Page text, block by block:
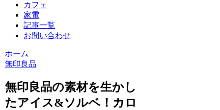
カフェ
家電
記事一覧
お問い合わせ
ホーム
無印良品
無印良品の素材を生かし
たアイス&ソルベ！カロ